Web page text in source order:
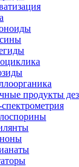
продукты